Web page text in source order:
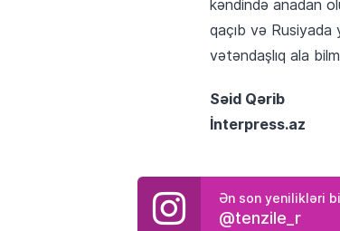
kəndində anadan
qaçıb və Rusiyada
vətəndaşlıq ala
Səid Qərib
İnterpress.az
Ən son yenilikləri
@tenzile_r